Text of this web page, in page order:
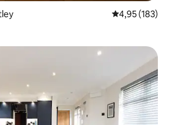
Середня
4,95 (183)